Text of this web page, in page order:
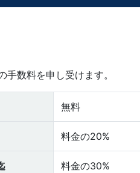
数料を申し受けます。
無料
料金の20%
料金の30%